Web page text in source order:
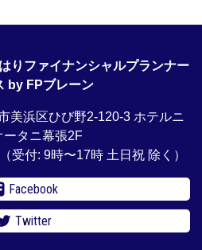
りファイナンシャルプランナー
by FPブレーン
美浜区ひび野2-120-3 ホテルニ
ータニ幕張2F
（受付: 9時〜17時 土日祝 除く）
Facebook
Twitter